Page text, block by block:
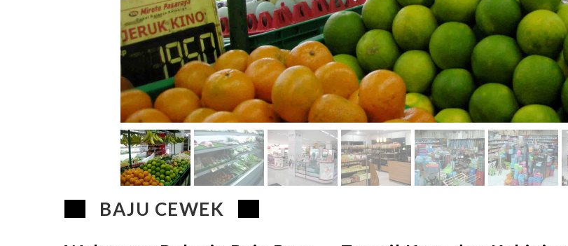
BAJU CEWEK